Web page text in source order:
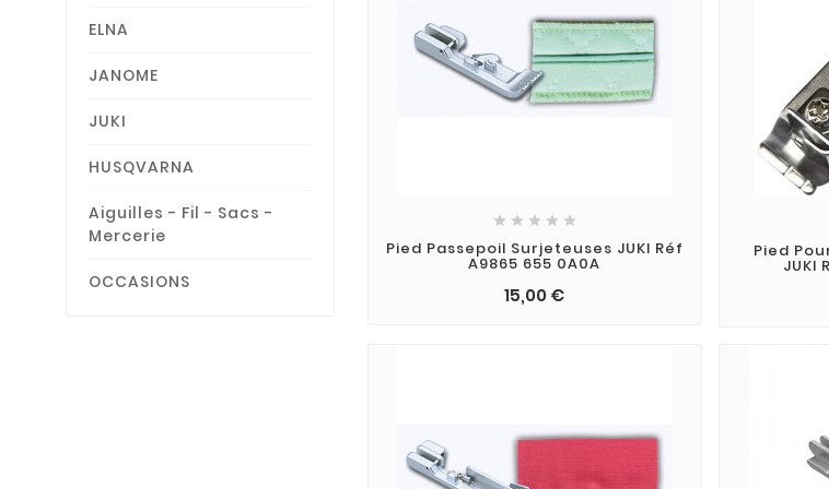
ELNA
JANOME
JUKI
HUSQVARNA
Aiguilles - Fil - Sacs -
Mercerie
OCCASIONS
    
Pied Passepoil Surjeteuses JUKI Réf
A9865 655 0A0A
15,00 €
Pied
JUKI